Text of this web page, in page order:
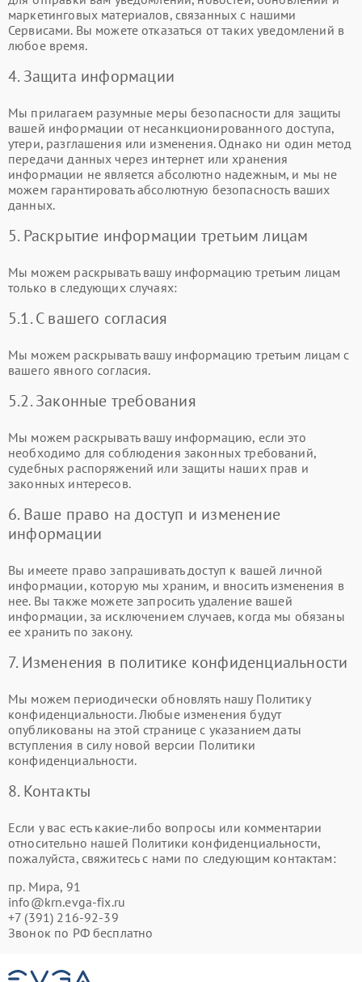
маркетинговых материалов, связанных с нашими
Сервисами. Вы можете отказаться от таких уведомлений в
любое время.
4. Защита информации
Мы прилагаем разумные меры безопасности для защиты
вашей информации от несанкционированного доступа,
утери, разглашения или изменения. Однако ни один метод
передачи данных через интернет или хранения
информации не является абсолютно надежным, и мы не
можем гарантировать абсолютную безопасность ваших
данных.
5. Раскрытие информации третьим лицам
Мы можем раскрывать вашу информацию третьим лицам
только в следующих случаях:
5.1. С вашего согласия
Мы можем раскрывать вашу информацию третьим лицам с
вашего явного согласия.
5.2. Законные требования
Мы можем раскрывать вашу информацию, если это
необходимо для соблюдения законных требований,
судебных распоряжений или защиты наших прав и
законных интересов.
6. Ваше право на доступ и изменение
информации
Вы имеете право запрашивать доступ к вашей личной
информации, которую мы храним, и вносить изменения в
нее. Вы также можете запросить удаление вашей
информации, за исключением случаев, когда мы обязаны
ее хранить по закону.
7. Изменения в политике конфиденциальности
Мы можем периодически обновлять нашу Политику
конфиденциальности. Любые изменения будут
опубликованы на этой странице с указанием даты
вступления в силу новой версии Политики
конфиденциальности.
8. Контакты
Если у вас есть какие-либо вопросы или комментарии
относительно нашей Политики конфиденциальности,
пожалуйста, свяжитесь с нами по следующим контактам:
​пр. Мира, 91
info@krn.evga-fix.ru
+7 (391) 216-92-39
Звонок по РФ бесплатно